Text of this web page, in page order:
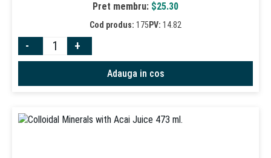
Pret membru: $25.30
Cod produs: 175 PV: 14.82
- +
Adauga in cos